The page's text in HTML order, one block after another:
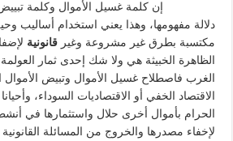
إن كلمة غسيل الأموال وكلمة
دلالة مفهومها، وهذا يعني استخدام أساليب
مكتسبة بطرق غير مشروعة وغير قانونية
الظاهرة الخبيثة هي ولا شك إحدى ثمار العولمة
الغرب فاصطلاح غسيل الأموال وتبيض
الاقتصاد الخفي أو الاقتصاديات السوداء،
الحرام بأموال أخرى حلال واستثمارها في
لإخفاء مصدرها والخروج من المسائلة